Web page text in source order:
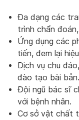
Đa dạng các
trình chẩn
Ứng dụng các
tiến, đem lại
Dịch vụ chu
đào tạo bài bản.
Đội ngũ bác sĩ
với bệnh nhân.
Cơ sở vật chất